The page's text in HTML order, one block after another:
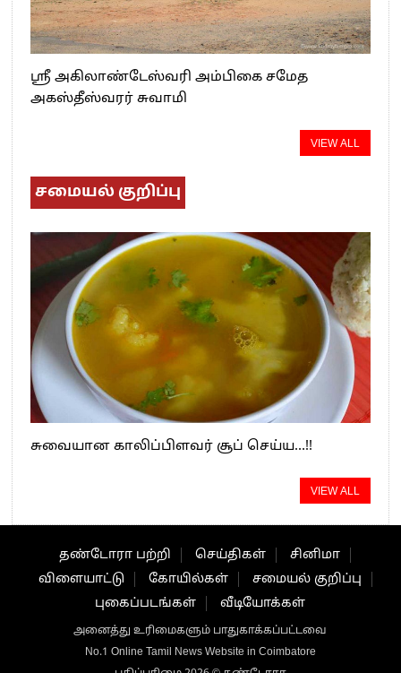
ஸ்ரீ அகிலாண்டேஸ்வரி அம்பிகை சமேத
அகஸ்தீஸ்வரர் சுவாமி
VIEW ALL
சமையல் குறிப்பு
சுவையான காலிப்பிளவர் சூப் செய்ய…!!
VIEW ALL
தண்டோரா பற்றி செய்திகள்
சினிமா
விளையாட்டு
கோயில்கள்
சமையல் குறிப்பு
புகைப்படங்கள்
வீடியோக்கள்
அனைத்து உரிமைகளும் பாதுகாக்கப்பட்டவை
No.1 Online Tamil News Website in Coimbatore